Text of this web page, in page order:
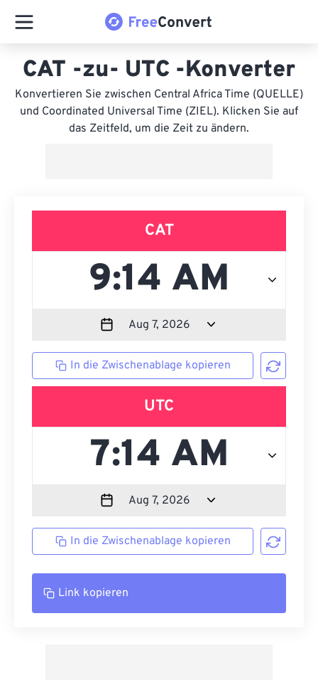
CAT -zu- UTC -Konverter
Konvertieren Sie zwischen Central Africa Time (QUELLE)
und Coordinated Universal Time (ZIEL). Klicken Sie auf
das Zeitfeld, um die Zeit zu ändern.
CAT
In die Zwischenablage kopieren
UTC
In die Zwischenablage kopieren
Link kopieren